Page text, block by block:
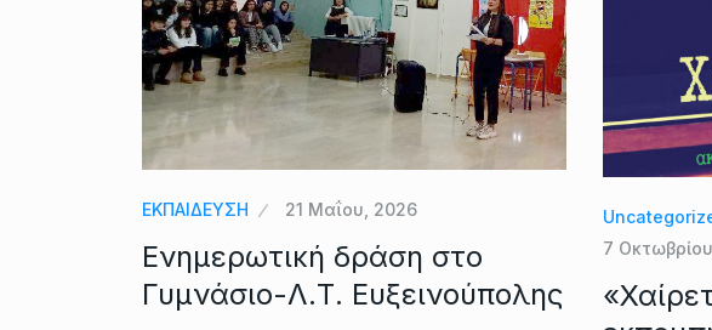
ΕΚΠΑΙΔΕΥΣΗ 21 Μαΐου, 2026
Ενημερωτική δράση στο
Γυμνάσιο-Λ.Τ. Ευξεινούπολης
7